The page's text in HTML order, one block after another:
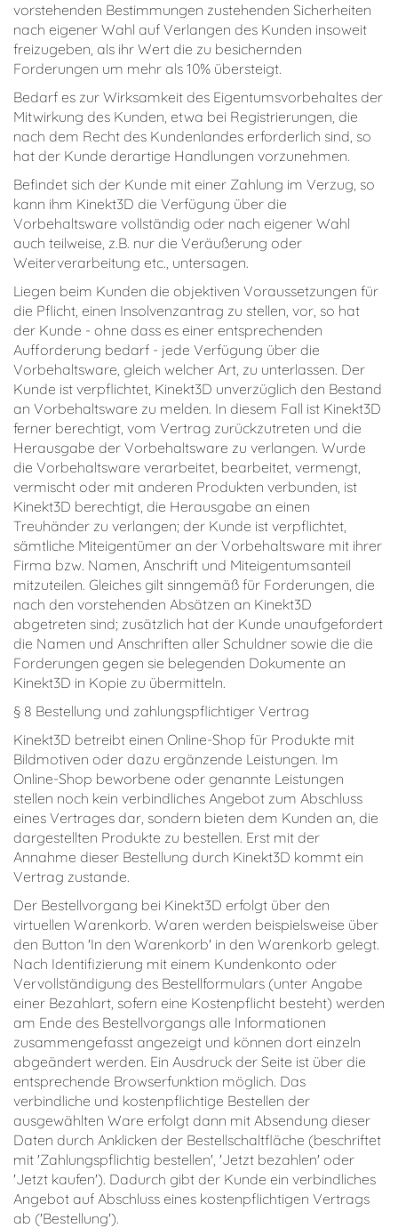
vorstehenden Bestimmungen zustehenden Sicherheiten
nach eigener Wahl auf Verlangen des Kunden insoweit
freizugeben, als ihr Wert die zu besichernden
Forderungen um mehr als 10% übersteigt.
Bedarf es zur Wirksamkeit des Eigentumsvorbehaltes der
Mitwirkung des Kunden, etwa bei Registrierungen, die
nach dem Recht des Kundenlandes erforderlich sind, so
hat der Kunde derartige Handlungen vorzunehmen.
Befindet sich der Kunde mit einer Zahlung im Verzug, so
kann ihm Kinekt3D die Verfügung über die
Vorbehaltsware vollständig oder nach eigener Wahl
auch teilweise, z.B. nur die Veräußerung oder
Weiterverarbeitung etc., untersagen.
Liegen beim Kunden die objektiven Voraussetzungen für
die Pflicht, einen Insolvenzantrag zu stellen, vor, so hat
der Kunde - ohne dass es einer entsprechenden
Aufforderung bedarf - jede Verfügung über die
Vorbehaltsware, gleich welcher Art, zu unterlassen. Der
Kunde ist verpflichtet, Kinekt3D unverzüglich den Bestand
an Vorbehaltsware zu melden. In diesem Fall ist Kinekt3D
ferner berechtigt, vom Vertrag zurückzutreten und die
Herausgabe der Vorbehaltsware zu verlangen. Wurde
die Vorbehaltsware verarbeitet, bearbeitet, vermengt,
vermischt oder mit anderen Produkten verbunden, ist
Kinekt3D berechtigt, die Herausgabe an einen
Treuhänder zu verlangen; der Kunde ist verpflichtet,
sämtliche Miteigentümer an der Vorbehaltsware mit ihrer
Firma bzw. Namen, Anschrift und Miteigentumsanteil
mitzuteilen. Gleiches gilt sinngemäß für Forderungen, die
nach den vorstehenden Absätzen an Kinekt3D
abgetreten sind; zusätzlich hat der Kunde unaufgefordert
die Namen und Anschriften aller Schuldner sowie die die
Forderungen gegen sie belegenden Dokumente an
Kinekt3D in Kopie zu übermitteln.
§ 8 Bestellung und zahlungspflichtiger Vertrag
Kinekt3D betreibt einen Online-Shop für Produkte mit
Bildmotiven oder dazu ergänzende Leistungen. Im
Online-Shop beworbene oder genannte Leistungen
stellen noch kein verbindliches Angebot zum Abschluss
eines Vertrages dar, sondern bieten dem Kunden an, die
dargestellten Produkte zu bestellen. Erst mit der
Annahme dieser Bestellung durch Kinekt3D kommt ein
Vertrag zustande.
Der Bestellvorgang bei Kinekt3D erfolgt über den
virtuellen Warenkorb. Waren werden beispielsweise über
den Button 'In den Warenkorb' in den Warenkorb gelegt.
Nach Identifizierung mit einem Kundenkonto oder
Vervollständigung des Bestellformulars (unter Angabe
einer Bezahlart, sofern eine Kostenpflicht besteht) werden
am Ende des Bestellvorgangs alle Informationen
zusammengefasst angezeigt und können dort einzeln
abgeändert werden. Ein Ausdruck der Seite ist über die
entsprechende Browserfunktion möglich. Das
verbindliche und kostenpflichtige Bestellen der
ausgewählten Ware erfolgt dann mit Absendung dieser
Daten durch Anklicken der Bestellschaltfläche (beschriftet
mit 'Zahlungspflichtig bestellen', 'Jetzt bezahlen' oder
'Jetzt kaufen'). Dadurch gibt der Kunde ein verbindliches
Angebot auf Abschluss eines kostenpflichtigen Vertrags
ab ('Bestellung').